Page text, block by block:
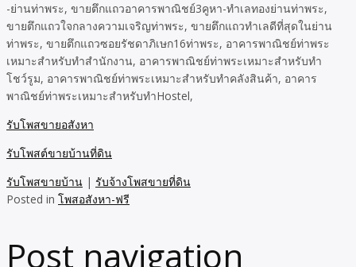
-ย่านท่าพระ, ขายตึกแถวอาคารพาณิชย์3คูหา-ทำเลทองย่านท่าพระ,
ขายตึกแถวใจกลางความเจริญท่าพระ, ขายตึกแถวทำเลดีที่สุดในย่าน
ท่าพระ, ขายตึกแถวซอยรัชดาภิเษก16ท่าพระ, อาคารพาณิชย์ท่าพระ
เหมาะสำหรับทำสำนักงาน, อาคารพาณิชย์ท่าพระเหมาะสำหรับทำ
โชว์รูม, อาคารพาณิชย์ท่าพระเหมาะสำหรับทำคลังสินค้า, อาคาร
พาณิชย์ท่าพระเหมาะสำหรับทำHostel,
รับโพสขายอสังหา
รับโพสต์ขายบ้านที่ดิน
รับโพสขายบ้าน | รับจ้างโพสขายที่ดิน
Posted in โพสอสังหา-ฟรี
Post navigation